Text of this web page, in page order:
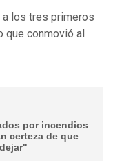
a los tres primeros
que conmovió al
por incendios
certeza de que